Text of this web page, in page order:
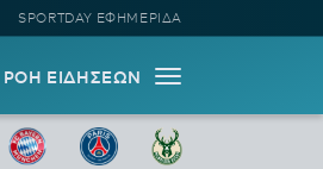
SPORTDAY ΕΦΗΜΕΡΙΔΑ
ΡΟΗ ΕΙΔΗΣΕΩΝ